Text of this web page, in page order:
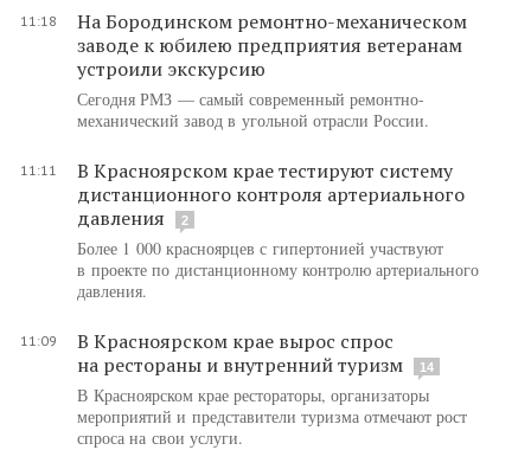
11:18
На Бородинском ремонтно-механическом
заводе к юбилею предприятия ветеранам
устроили экскурсию
Сегодня РМЗ — самый современный ремонтно-
механический завод в угольной отрасли России.
11:11
В Красноярском крае тестируют систему
дистанционного контроля артериального
давления
2
Более 1 000 красноярцев с гипертонией участвуют
в проекте по дистанционному контролю артериального
давления.
11:09
В Красноярском крае вырос спрос
на рестораны и внутренний туризм
14
В Красноярском крае рестораторы, организаторы
мероприятий и представители туризма отмечают рост
спроса на свои услуги.